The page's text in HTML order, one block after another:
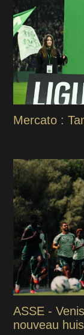
Mercato :
ASSE -
nouveau